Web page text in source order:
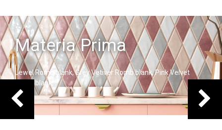
Vetiver Romb blank, Pink Velvet
Scale
Fun Electric Blue Blank